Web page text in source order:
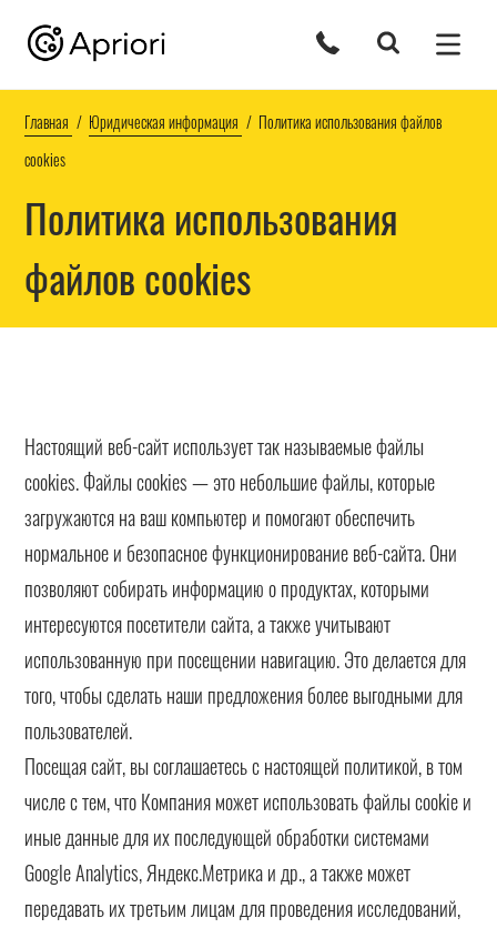
Главная Юридическая информация
Политика использования файлов
cookies
Политика использования
файлов cookies
Настоящий веб-сайт использует так называемые файлы
сookies. Файлы cookies — это небольшие файлы, которые
загружаются на ваш компьютер и помогают обеспечить
нормальное и безопасное функционирование веб-сайта. Они
позволяют собирать информацию о продуктах, которыми
интересуются посетители сайта, а также учитывают
использованную при посещении навигацию. Это делается для
того, чтобы сделать наши предложения более выгодными для
пользователей.
Посещая сайт, вы соглашаетесь с настоящей политикой, в том
числе с тем, что Компания может использовать файлы cookie и
иные данные для их последующей обработки системами
Google Analytics, Яндекс.Метрика и др., а также может
передавать их третьим лицам для проведения исследований,